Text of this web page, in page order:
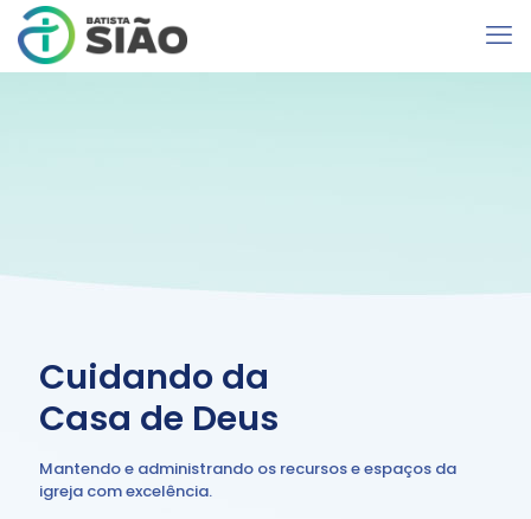
Cuidando da
Casa de Deus
Mantendo e administrando os recursos e espaços da
igreja com excelência.